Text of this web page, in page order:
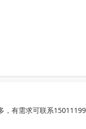
，其它Marvell的料发料
，有需求可联系